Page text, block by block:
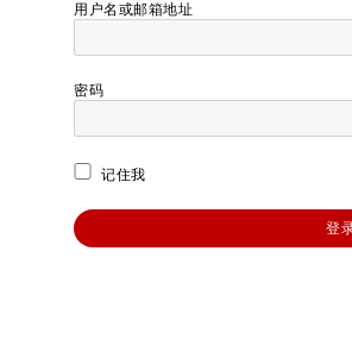
用户名或邮箱地址
密码
记住我